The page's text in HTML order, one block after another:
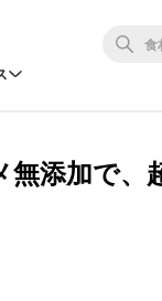
無添加で、